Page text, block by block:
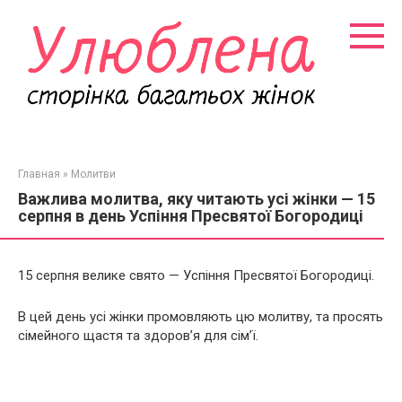
контенту
Главная » Молитви
Важлива молитва, яку читають усі жінки — 15
серпня в день Успіння Пресвятої Богородиці
15 серпня велике свято — Успіння Пресвятої Богородиці.
В цей день усі жінки промовляють цю молитву, та просять
сімейного щастя та здоров’я для сім’ї.